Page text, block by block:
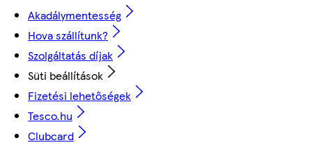
Akadálymentesség
Hova szállítunk?
Szolgáltatás díjak
Süti beállítások
Fizetési lehetőségek
Tesco.hu
Clubcard